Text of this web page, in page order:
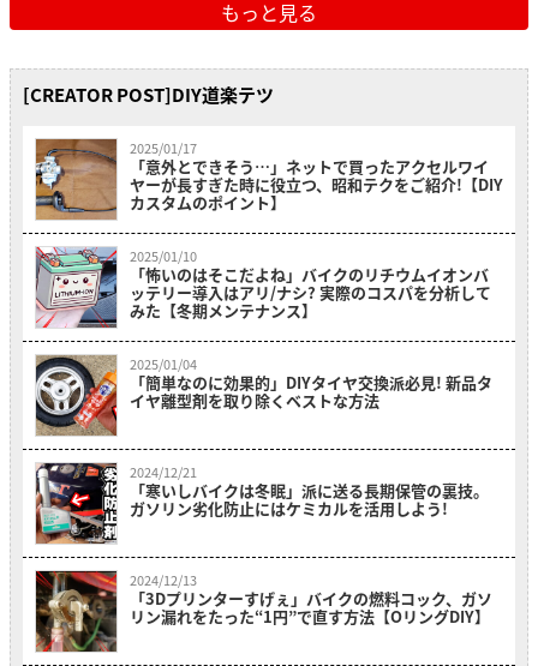
もっと見る
[CREATOR POST]DIY道楽テツ
2025/01/17
「意外とできそう…」ネットで買ったアクセルワイ
ヤーが長すぎた時に役立つ、昭和テクをご紹介!【DIY
カスタムのポイント】
2025/01/10
「怖いのはそこだよね」バイクのリチウムイオンバ
ッテリー導入はアリ/ナシ? 実際のコスパを分析して
みた【冬期メンテナンス】
2025/01/04
「簡単なのに効果的」DIYタイヤ交換派必見! 新品タ
イヤ離型剤を取り除くベストな方法
2024/12/21
「寒いしバイクは冬眠」派に送る長期保管の裏技。
ガソリン劣化防止にはケミカルを活用しよう!
2024/12/13
「3Dプリンターすげぇ」バイクの燃料コック、ガソ
リン漏れをたった“1円”で直す方法【OリングDIY】